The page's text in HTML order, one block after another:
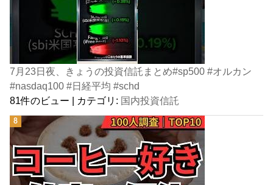
7月23日夜、きょうの投資信託まとめ#sp500 #オルカン
#nasdaq100 #日経平均 #schd
81件のビュー | カテゴリ: 国内投資信託